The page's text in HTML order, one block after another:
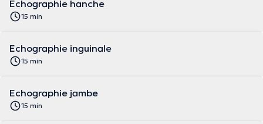
Echographie hanche
15 min
Echographie inguinale
15 min
Echographie jambe
15 min